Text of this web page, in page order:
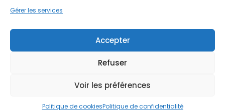
Gérer les services
Accepter
Refuser
Voir les préférences
Politique de cookiesPolitique de confidentialité
Nous réalisons un diagnostic
qui permet d'évaluer